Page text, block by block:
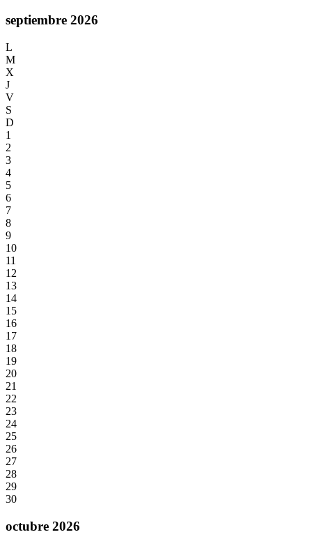
septiembre 2026
L
M
X
J
V
S
D
1
2
3
4
5
6
7
8
9
10
11
12
13
14
15
16
17
18
19
20
21
22
23
24
25
26
27
28
29
30
octubre 2026